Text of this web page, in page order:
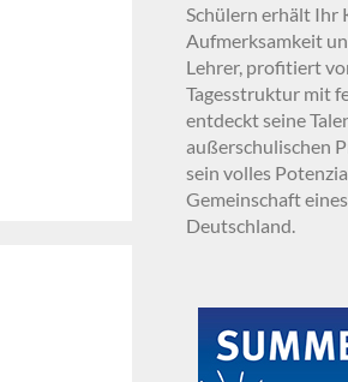
Schülern erhält Ihr
Aufmerksamkeit
Lehrer, profitiert
Tagesstruktur mit
entdeckt seine
außerschulischen
sein volles
Gemeinschaft
Deutschland.